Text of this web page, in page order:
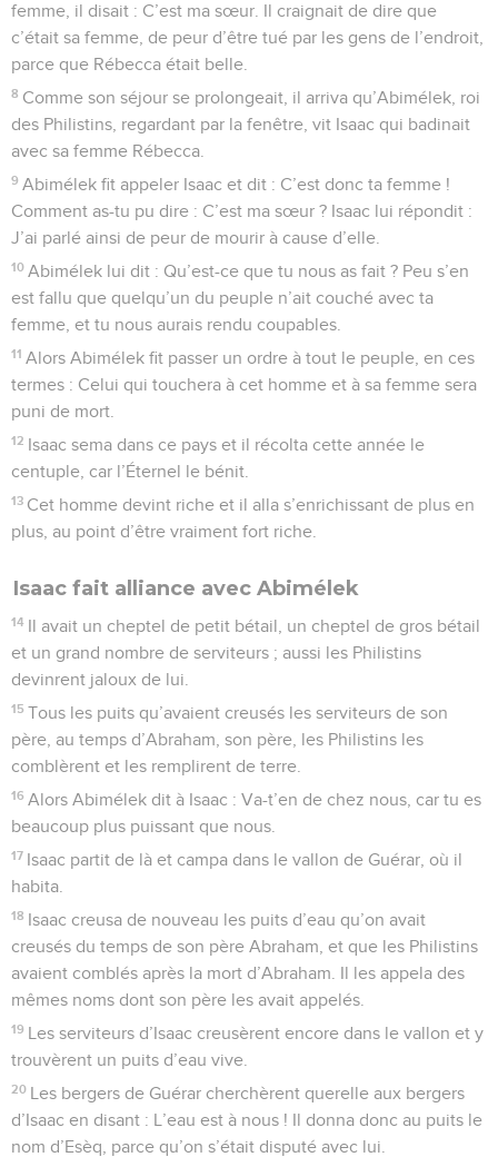
femme, il disait : C’est ma sœur. Il craignait de dire que
c’était sa femme, de peur d’être tué par les gens de l’endroit,
parce que Rébecca était belle.
8 Comme son séjour se prolongeait, il arriva qu’Abimélek, roi
des Philistins, regardant par la fenêtre, vit Isaac qui badinait
avec sa femme Rébecca.
9 Abimélek fit appeler Isaac et dit : C’est donc ta femme !
Comment as-tu pu dire : C’est ma sœur ? Isaac lui répondit :
J’ai parlé ainsi de peur de mourir à cause d’elle.
10 Abimélek lui dit : Qu’est-ce que tu nous as fait ? Peu s’en
est fallu que quelqu’un du peuple n’ait couché avec ta
femme, et tu nous aurais rendu coupables.
11 Alors Abimélek fit passer un ordre à tout le peuple, en ces
termes : Celui qui touchera à cet homme et à sa femme sera
puni de mort.
12 Isaac sema dans ce pays et il récolta cette année le
centuple, car l’Éternel le bénit.
13 Cet homme devint riche et il alla s’enrichissant de plus en
plus, au point d’être vraiment fort riche.
Isaac fait alliance avec Abimélek
14 Il avait un cheptel de petit bétail, un cheptel de gros bétail
et un grand nombre de serviteurs ; aussi les Philistins
devinrent jaloux de lui.
15 Tous les puits qu’avaient creusés les serviteurs de son
père, au temps d’Abraham, son père, les Philistins les
comblèrent et les remplirent de terre.
16 Alors Abimélek dit à Isaac : Va-t’en de chez nous, car tu es
beaucoup plus puissant que nous.
17 Isaac partit de là et campa dans le vallon de Guérar, où il
habita.
18 Isaac creusa de nouveau les puits d’eau qu’on avait
creusés du temps de son père Abraham, et que les Philistins
avaient comblés après la mort d’Abraham. Il les appela des
mêmes noms dont son père les avait appelés.
19 Les serviteurs d’Isaac creusèrent encore dans le vallon et y
trouvèrent un puits d’eau vive.
20 Les bergers de Guérar cherchèrent querelle aux bergers
d’Isaac en disant : L’eau est à nous ! Il donna donc au puits le
nom d’Esèq, parce qu’on s’était disputé avec lui.